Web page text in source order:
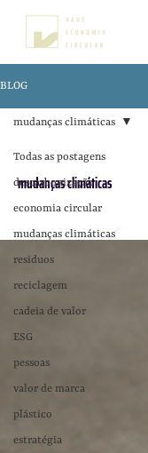
BLOG
Todas as postagens
descarbonização
economia circular
mudanças climáticas
residuos
reciclagem
cadeia de valor
ESG
pessoas
valor de marca
plástico
estratégia
mudanças climáticas
mudanças climáticas